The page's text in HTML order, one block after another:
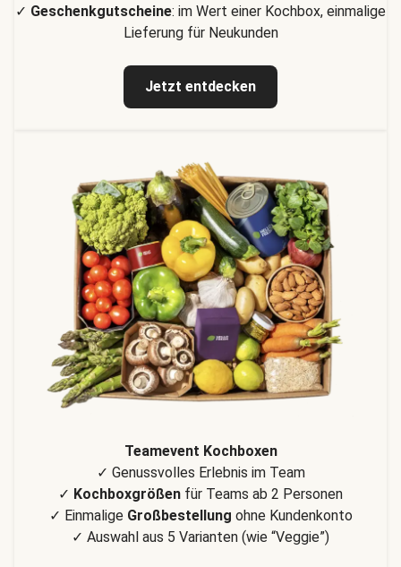
✓ Geschenkgutscheine: im Wert einer Kochbox, einmalige
Lieferung für Neukunden
Jetzt entdecken
Teamevent Kochboxen
✓ Genussvolles Erlebnis im Team
✓ Kochboxgrößen für Teams ab 2 Personen
✓ Einmalige Großbestellung ohne Kundenkonto
✓ Auswahl aus 5 Varianten (wie “Veggie”)